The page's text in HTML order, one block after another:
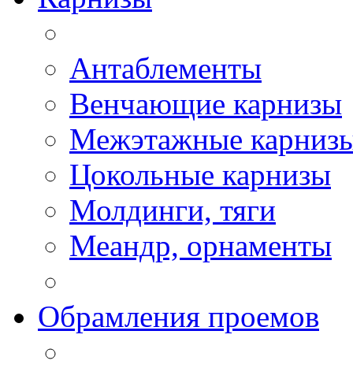
Антаблементы
Венчающие карнизы
Межэтажные
Цокольные карнизы
Молдинги, тяги
Меандр, орнаменты
Обрамления проемов